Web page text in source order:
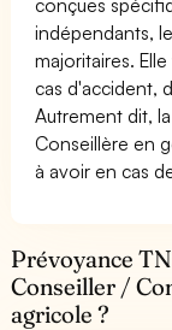
indépendants,
majoritaires.
cas d'accident,
Autrement dit,
Conseillère en
à avoir en cas
Prévoyance
Conseiller /
agricole ?